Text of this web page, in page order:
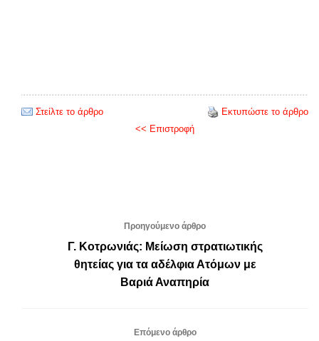
Στείλτε το άρθρο
Εκτυπώστε το άρθρο
<< Επιστροφή
Προηγούμενο άρθρο
Γ. Κοτρωνιάς: Μείωση στρατιωτικής
θητείας για τα αδέλφια Ατόμων με
Βαριά Αναπηρία
Επόμενο άρθρο